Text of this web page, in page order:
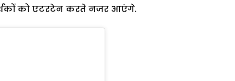
को एटरटेन करते नजर आएंगे.